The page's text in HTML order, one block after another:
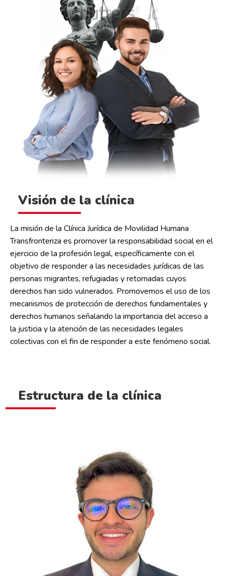
Visión de la clínica
La misión de la Clínica Jurídica de Movilidad Humana
Transfronteriza es promover la responsabilidad social en el
ejercicio de la profesión legal, específicamente con el
objetivo de responder a las necesidades jurídicas de las
personas migrantes, refugiadas y retornadas cuyos
derechos han sido vulnerados. Promovemos el uso de los
mecanismos de protección de derechos fundamentales y
derechos humanos señalando la importancia del acceso a
la justicia y la atención de las necesidades legales
colectivas con el fin de responder a este fenómeno social.
Estructura de la clínica